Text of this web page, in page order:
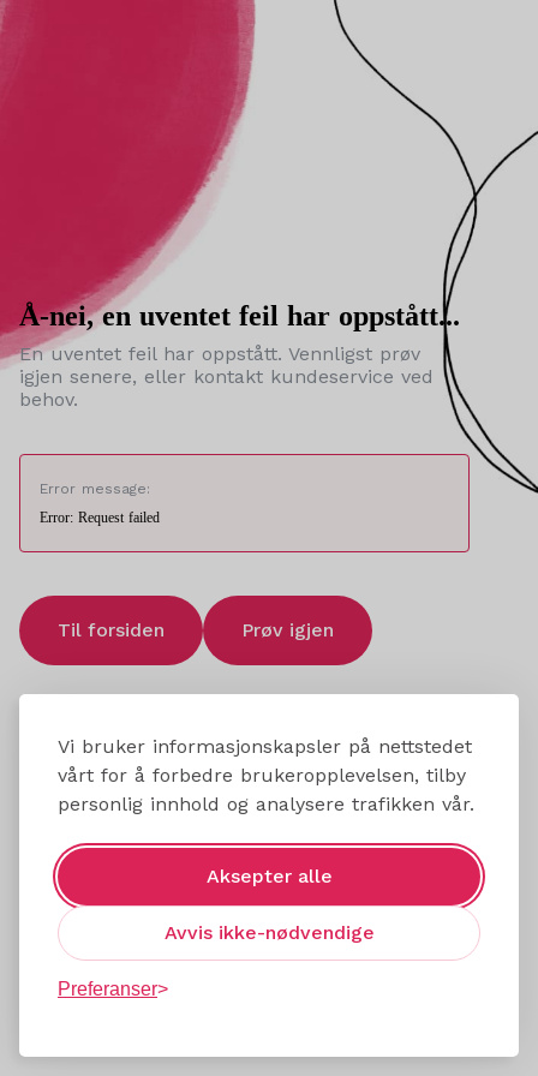
Vi bruker informasjonskapsler på nettstedet
vårt for å forbedre brukeropplevelsen, tilby
personlig innhold og analysere trafikken vår.
Aksepter alle
Avvis ikke-nødvendige
Preferanser
Å-nei, en uventet feil har oppstått...
En uventet feil har oppstått. Vennligst prøv
igjen senere, eller kontakt kundeservice ved
behov.
Error message:
Error: Request failed
Til forsiden Prøv igjen